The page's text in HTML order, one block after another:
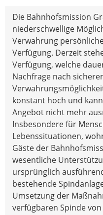
Die Bahnhofsmission
niederschwellige
Verwahrung
Verfügung. Derzeit
Verfügung, welche
Nachfrage nach
konstant hoch und
Angebot nicht mehr
Insbesondere für
Lebenssituationen,
Gäste der
wesentliche
ursprünglich
bestehende
Umsetzung der
verfügbaren Spinde